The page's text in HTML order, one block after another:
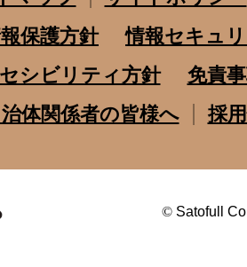
保護方針
情報セキュ
シビリティ方針
免責
治体関係者の皆様へ
採
© Satofull